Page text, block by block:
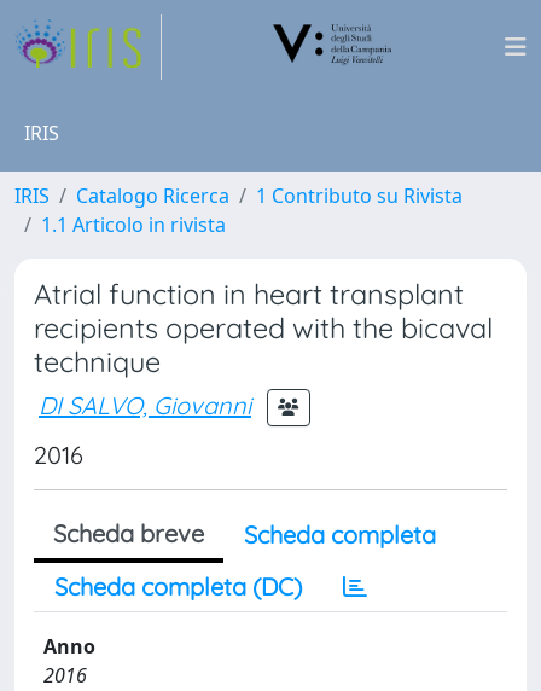
IRIS
IRIS Catalogo Ricerca
1 Contributo su Rivista
1.1 Articolo in rivista
Atrial function in heart transplant
recipients operated with the bicaval
technique
DI SALVO, Giovanni
2016
Scheda breve
Scheda completa
Scheda completa (DC)
Anno
2016